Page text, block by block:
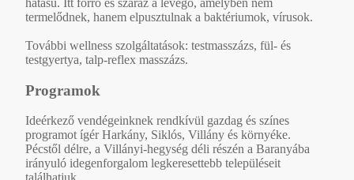
hatású. Itt forró és száraz a levegő, amelyben nem
termelődnek, hanem elpusztulnak a baktériumok, vírusok.
További wellness szolgáltatások: testmasszázs, fül- és
testgyertya, talp-reflex masszázs.
Programok
Ideérkező vendégeinknek rendkívül gazdag és színes
programot ígér Harkány, Siklós, Villány és környéke.
Pécstől délre, a Villányi-hegység déli részén a Baranyába
irányuló idegenforgalom legkeresettebb településeit